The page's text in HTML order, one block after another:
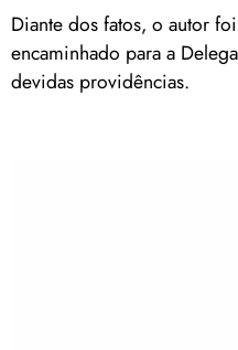
Diante dos fatos, o autor
encaminhado para a
devidas providências.